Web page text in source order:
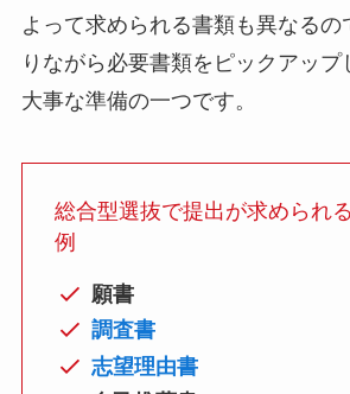
よって求められる書類も異なるの
りながら必要書類をピックアップ
大事な準備の一つです。
総合型選抜で提出が求められ
例
願書
調査書
志望理由書